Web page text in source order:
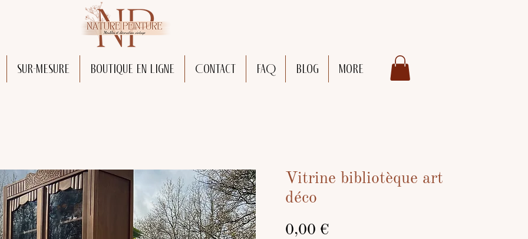
Sur-mesure Boutique en ligne Contact FAQ Blog More
Vitrine bibliotèque art
déco
0,00 €Prix